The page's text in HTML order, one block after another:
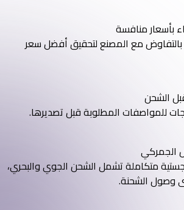
مع المصنع لتحقيق أفضل سعر
للمواصفات المطلوبة قبل تصديرها.
متكاملة تشمل الشحن الجوي والبحري،
وصول الشحنة.